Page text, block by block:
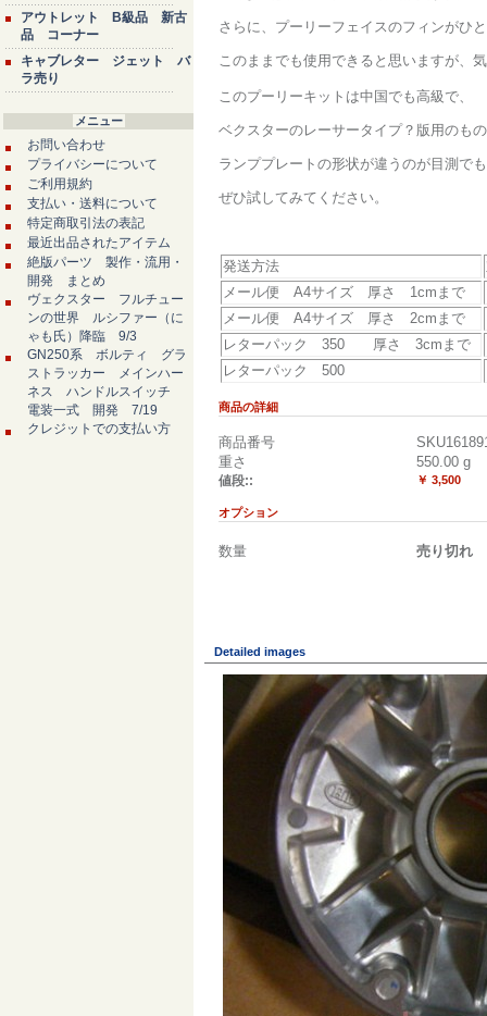
アウトレット B級品 新古
品 コーナー
キャブレター ジェット バ
ラ売り
メニュー
お問い合わせ
プライバシーについて
ご利用規約
支払い・送料について
特定商取引法の表記
最近出品されたアイテム
絶版パーツ 製作・流用・
開発 まとめ
ヴェクスター フルチュー
ンの世界 ルシファー（に
ゃも氏）降臨 9/3
GN250系 ボルティ グラ
ストラッカー メインハー
ネス ハンドルスイッチ
電装一式 開発 7/19
クレジットでの支払い方
さらに、プーリーフェイスのフィンがひ
このままでも使用できると思いますが、
このプーリーキットは中国でも高級で、
ベクスターのレーサータイプ？版用のも
ランププレートの形状が違うのが目測で
ぜひ試してみてください。
発送方法
メール便 A4サイズ 厚さ 1cmまで
メール便 A4サイズ 厚さ 2cmまで
レターパック 350 厚さ 3cmまで
レターパック 500
商品の詳細
商品番号
重さ
550.00 g
値段:: ￥ 3,500
オプション
数量 売り切れ
Detailed images